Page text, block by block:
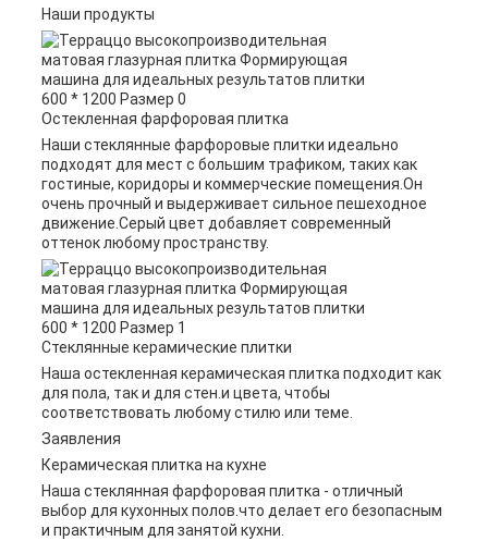
Наши продукты
Остекленная фарфоровая плитка
Наши стеклянные фарфоровые плитки идеально
подходят для мест с большим трафиком, таких как
гостиные, коридоры и коммерческие помещения.Он
очень прочный и выдерживает сильное пешеходное
движение.Серый цвет добавляет современный
оттенок любому пространству.
Стеклянные керамические плитки
Наша остекленная керамическая плитка подходит как
для пола, так и для стен.и цвета, чтобы
соответствовать любому стилю или теме.
Заявления
Керамическая плитка на кухне
Наша стеклянная фарфоровая плитка - отличный
выбор для кухонных полов.что делает его безопасным
и практичным для занятой кухни.